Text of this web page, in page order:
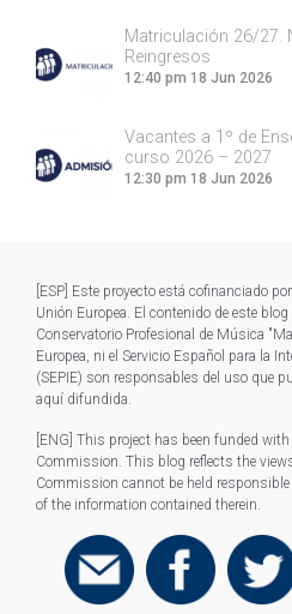
Matriculación 26/27.
Reingresos
12:40 pm 18 Jun 2026
Vacantes a 1º de
curso 2026 – 2027
12:30 pm 18 Jun 2026
[ESP] Este proyecto está cofinanciado
Unión Europea. El contenido de este
Conservatorio Profesional de Música
Europea, ni el Servicio Español para la
(SEPIE) son responsables del uso que
aquí difundida.
[ENG] This project has been funded
Commission. This blog reflects the
Commission cannot be held
of the information contained therein.